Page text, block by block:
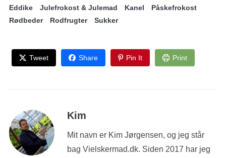
Eddike Julefrokost & Julemad Kanel
Påskefrokost
Rødbeder
Rodfrugter Sukker
Tweet Share Pin It Print
Kim
Mit navn er Kim Jørgensen, og jeg står
bag Vielskermad.dk. Siden 2017 har jeg